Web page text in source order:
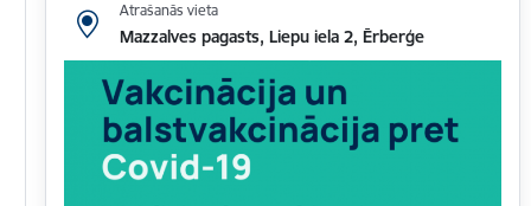
Atrašanās vieta
Mazzalves pagasts, Liepu iela 2, Ērberģe